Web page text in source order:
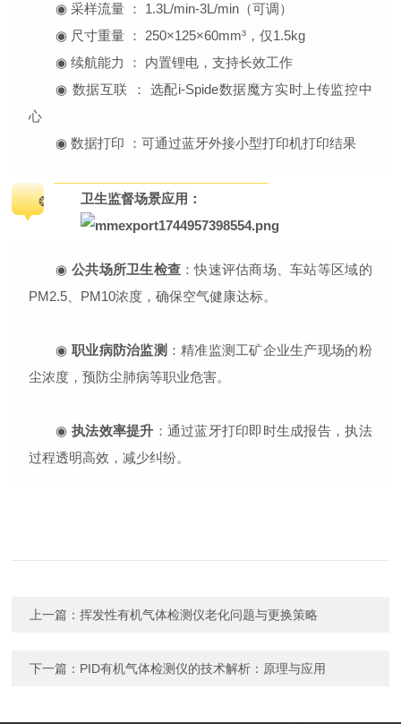
◉ 采样流量 ： 1.3L/min-3L/min（可调）
◉ 尺寸重量 ： 250×125×60mm³，仅1.5kg
◉ 续航能力 ： 内置锂电，支持长效工作
◉ 数据互联 ： 选配i-Spide数据魔方实时上传监控中
心
◉ 数据打印 ：可通过蓝牙外接小型打印机打印结果
❂ 卫生监督场景应用：
◉ 公共场所卫生检查 ：快速评估商场、车站等区域的
PM2.5、PM10浓度，确保空气健康达标。
◉ 职业病防治监测 ：精准监测工矿企业生产现场的粉
尘浓度，预防尘肺病等职业危害。
◉ 执法效率提升 ：通过蓝牙打印即时生成报告，执法
过程透明高效，减少纠纷。
上一篇：挥发性有机气体检测仪老化问题与更换策略
下一篇： PID有机气体检测仪的技术解析：原理与应用